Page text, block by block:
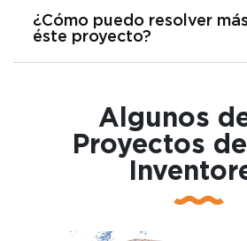
¿Cómo puedo resolver
éste proyecto?
Algunos
Proyectos